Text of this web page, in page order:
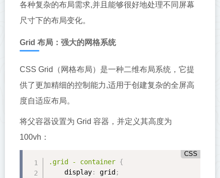
各种复杂的布局需求,并且能够很好地处理不同屏幕
尺寸下的布局变化。
Grid 布局：强大的网格系统
CSS Grid（网格布局）是一种二维布局系统，它提
供了更加精细的控制能力,适用于创建复杂的全屏高
度自适应布局。
将父容器设置为 Grid 容器，并定义其高度为
100vh：
CSS
.grid - container {
display: grid ;